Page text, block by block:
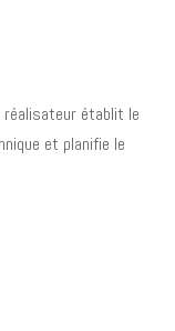
réalisateur établit le
et planifie le